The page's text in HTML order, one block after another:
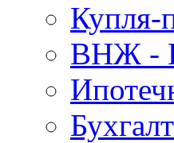
Купля-
ВНЖ -